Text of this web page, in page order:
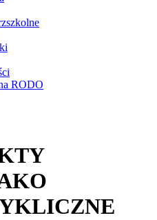
RODO